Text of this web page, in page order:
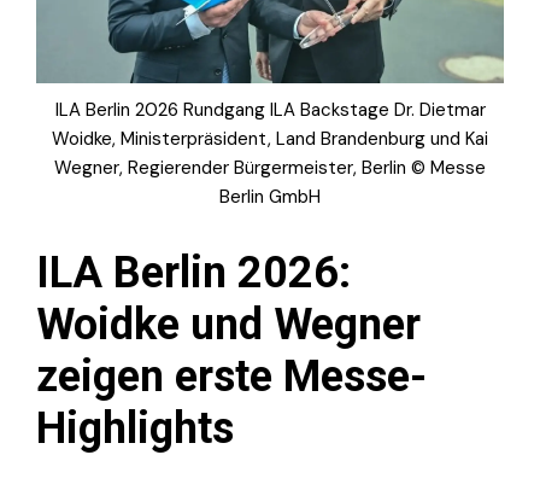
ILA Berlin 2026 Rundgang ILA Backstage Dr. Dietmar
Woidke, Ministerpräsident, Land Brandenburg und Kai
Wegner, Regierender Bürgermeister, Berlin © Messe
Berlin GmbH
ILA Berlin 2026:
Woidke und Wegner
zeigen erste Messe-
Highlights